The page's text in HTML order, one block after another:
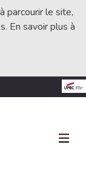
parcourir le site,
En savoir plus à